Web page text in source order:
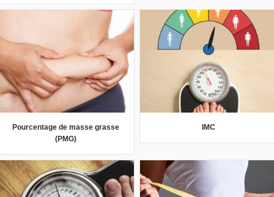
Pourcentage de masse grasse
(PMG)
IMC